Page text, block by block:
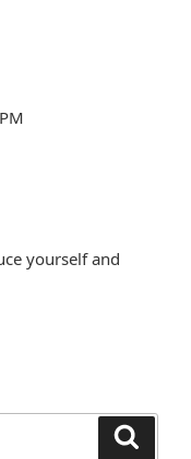
yourself and